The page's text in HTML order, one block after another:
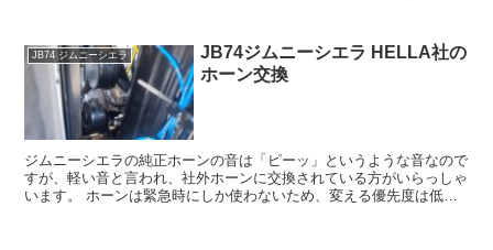
JB74 ジムニーシエラ
JB74ジムニーシエラ HELLA社の
ホーン交換
ジムニーシエラの純正ホーンの音は「ピーッ」というような音なので
すが、軽い音と言われ、社外ホーンに交換されている方がいらっしゃ
います。 ホーンは緊急時にしか使わないため、変える優先度は低い